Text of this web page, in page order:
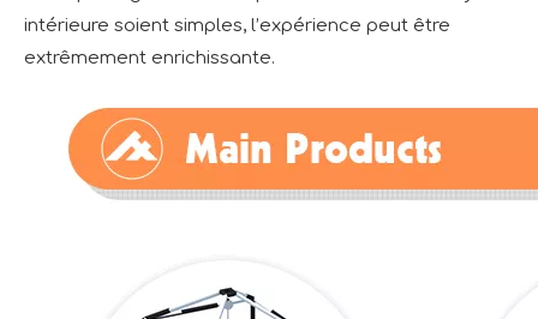
intérieure soient simples, l’expérience peut être
extrêmement enrichissante.